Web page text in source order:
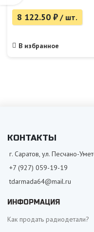
8 122.50 ₽ / шт.
В избранное
КОНТАКТЫ
г. Саратов, ул. Песчано-
+7 (927) 059-19-19
tdarmada64@mail.ru
ИНФОРМАЦИЯ
Как продать радиодетали?